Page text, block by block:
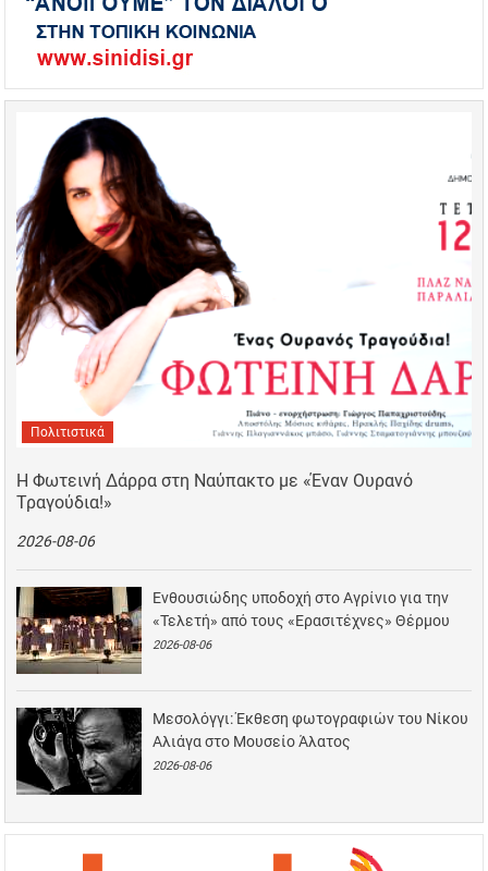
Πολιτιστικά
Η Φωτεινή Δάρρα στη Ναύπακτο με «Έναν Ουρανό
Τραγούδια!»
2026-08-06
Ενθουσιώδης υποδοχή στο Αγρίνιο για την
«Τελετή» από τους «Ερασιτέχνες» Θέρμου
2026-08-06
Μεσολόγγι: Έκθεση φωτογραφιών του Νίκου
Αλιάγα στο Μουσείο Άλατος
2026-08-06